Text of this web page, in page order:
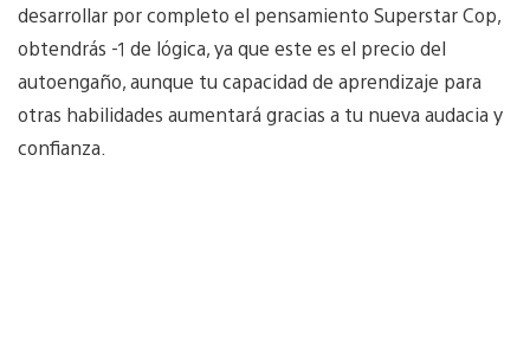
desarrollar por completo el pensamiento Superstar Cop,
obtendrás -1 de lógica, ya que este es el precio del
autoengaño, aunque tu capacidad de aprendizaje para
otras habilidades aumentará gracias a tu nueva audacia y
confianza.